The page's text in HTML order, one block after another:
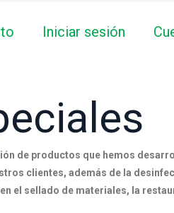
Iniciar sesión
de productos que hemos
clientes, además de la
el sellado de materiales, la